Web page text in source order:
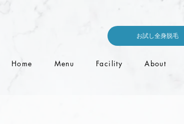
お試し全身脱毛
Home Menu Facility About